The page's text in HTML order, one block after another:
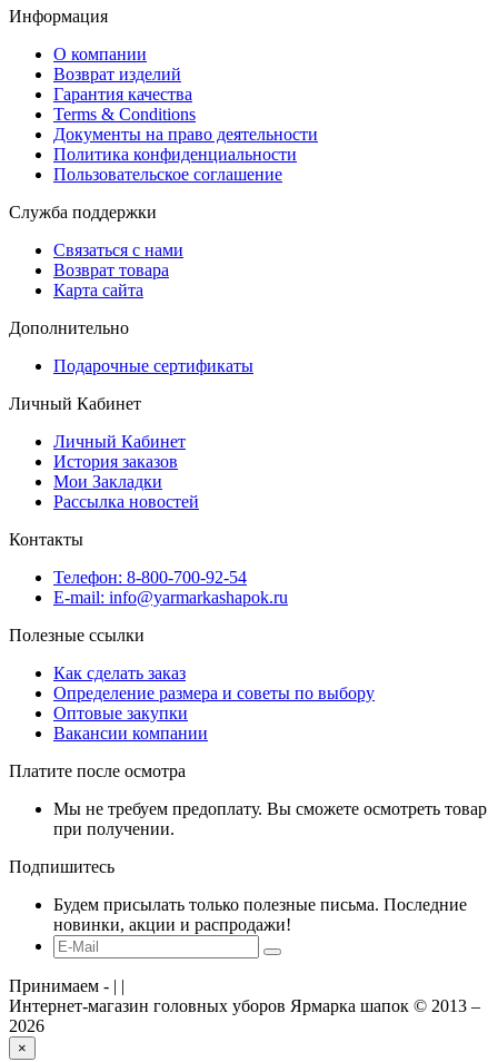
Информация
О компании
Возврат изделий
Гарантия качества
Terms & Conditions
Документы на право деятельности
Политика конфиденциальности
Пользовательское соглашение
Служба поддержки
Связаться с нами
Возврат товара
Карта сайта
Дополнительно
Подарочные сертификаты
Личный Кабинет
Личный Кабинет
История заказов
Мои Закладки
Рассылка новостей
Контакты
Телефон: 8-800-700-92-54
E-mail: info@yarmarkashapok.ru
Полезные ссылки
Как сделать заказ
Определение размера и советы по выбору
Оптовые закупки
Вакансии компании
Платите после осмотра
Мы не требуем предоплату. Вы сможете осмотреть товар
при получении.
Подпишитесь
Будем присылать только полезные письма. Последние
новинки, акции и распродажи!
Принимаем - | |
Интернет-магазин головных уборов Ярмарка шапок © 2013 –
2026
×